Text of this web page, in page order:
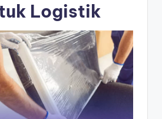
Logistik